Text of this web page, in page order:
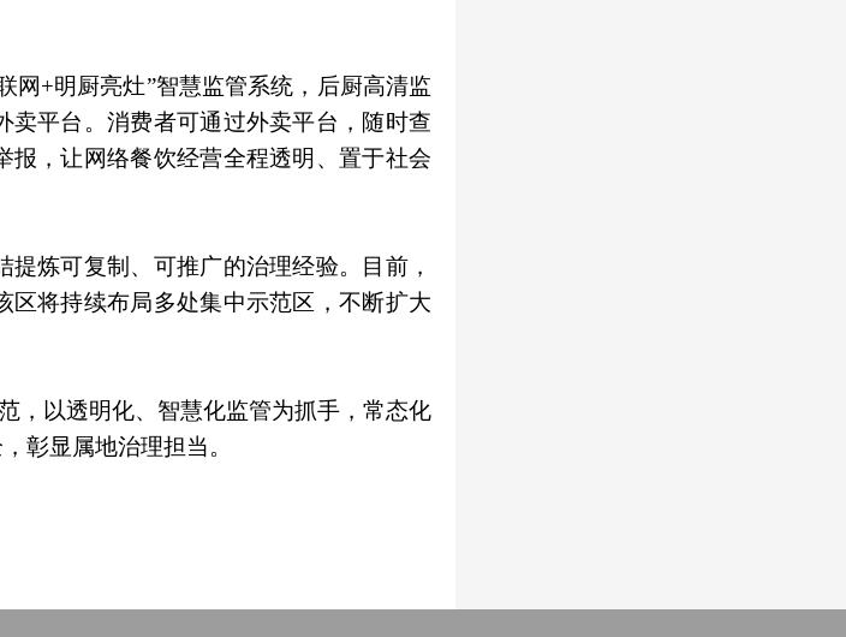
网+明厨亮灶”智慧监管系统，后厨高清监
平台。消费者可通过外卖平台，随时查
，让网络餐饮经营全程透明、置于社会
炼可复制、可推广的治理经验。目前，
将持续布局多处集中示范区，不断扩大
，以透明化、智慧化监管为抓手，常态化
彰显属地治理担当。